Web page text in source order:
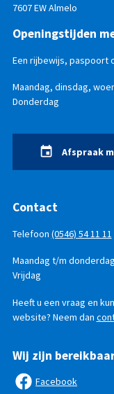
7607 EW Almelo
Openingstijden
Een rijbewijs, paspoort
Openingstijden
DagTijd
Maandag, dinsdag,
Donderdag
Afspraak
Contact
Telefoon (0546) 54 11 11
Telefonisch
bereikbaar
DagTijd
Maandag t/m donderdag
Vrijdag
Heeft u een vraag en
website? Neem dan
Wij zijn
Facebook